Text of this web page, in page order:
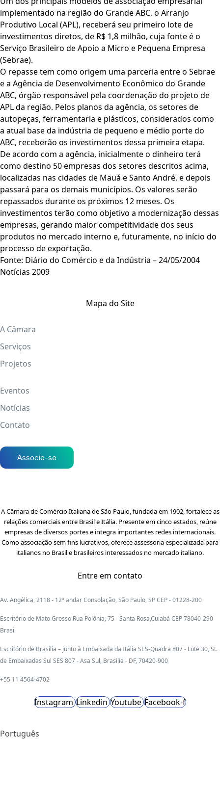
implementado na região do Grande ABC, o Arranjo
Produtivo Local (APL), receberá seu primeiro lote de
investimentos diretos, de R$ 1,8 milhão, cuja fonte é o
Serviço Brasileiro de Apoio a Micro e Pequena Empresa
(Sebrae).
O repasse tem como origem uma parceria entre o Sebrae
e a Agência de Desenvolvimento Econômico do Grande
ABC, órgão responsável pela coordenação do projeto de
APL da região. Pelos planos da agência, os setores de
autopeças, ferramentaria e plásticos, considerados como
a atual base da indústria de pequeno e médio porte do
ABC, receberão os investimentos dessa primeira etapa.
De acordo com a agência, inicialmente o dinheiro terá
como destino 50 empresas dos setores descritos acima,
localizadas nas cidades de Mauá e Santo André, e depois
passará para os demais municípios. Os valores serão
repassados durante os próximos 12 meses. Os
investimentos terão como objetivo a modernização dessas
empresas, gerando maior competitividade dos seus
produtos no mercado interno e, futuramente, no início do
processo de exportação.
Fonte: Diário do Comércio e da Indústria – 24/05/2004
Notícias 2009
Mapa do Site
A Câmara
Serviços
Projetos
Eventos
Notícias
Contato
Associe-se
A Câmara de Comércio Italiana de São Paulo, fundada em 1902, fortalece as
relações comerciais entre Brasil e Itália. Presente em cinco estados, reúne
empresas de diversos portes e integra importantes redes internacionais.
Como associação sem fins lucrativos, oferece assessoria especializada para
italianos no Brasil e brasileiros interessados no mercado italiano.
Entre em contato
Av. Angélica, 2118 - 12º andar Consolação, São Paulo, SP CEP - 01228-200
Escritório de Mato Grosso Rua Polônia, 75 - Santa Rosa,Cuiabá CEP 78040-290
Brasil
Escritório de Brasília – junto à Embaixada da Itália SES-Quadra 807 - Lote 30, St.
de Embaixadas Sul SES 807 - Asa Sul, Brasília - DF, 70420-900
+55 11 4564-4702
Instagram Linkedin Youtube Facebook-f
Português